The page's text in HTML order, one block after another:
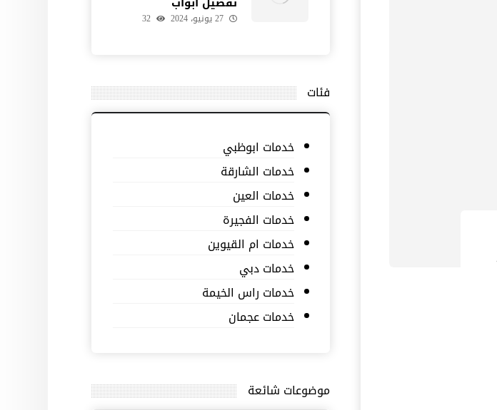
27 يونيو، 2024 32
فئات
خدمات ابوظبي
خدمات الشارقة
خدمات العين
خدمات الفجيرة
خدمات ام القيوين
خدمات دبي
خدمات راس الخيمة
خدمات عجمان
موضوعات شائعة